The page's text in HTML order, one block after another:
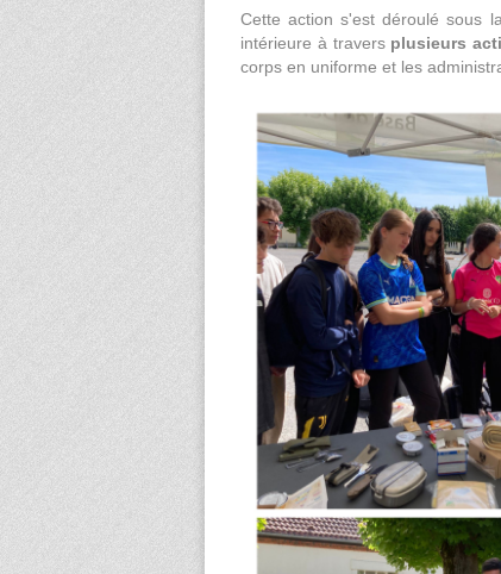
Cette action s'est déroulé sous
intérieure à travers plusieurs
corps en uniforme et les